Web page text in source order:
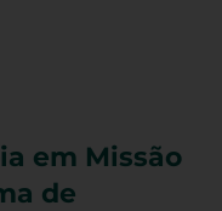
em Missão
de